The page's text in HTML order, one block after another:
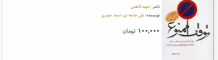
ناشر: شهید کاظمی
نویسنده: علی خامنه ای، اسماء حیدری
۱۰۰,۰۰۰ تومان